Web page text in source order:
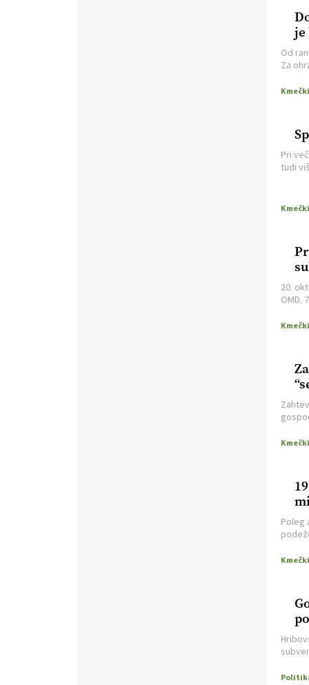
je
Od
Za
Pri
tudi
20.
OMD.
vleče
Poleg